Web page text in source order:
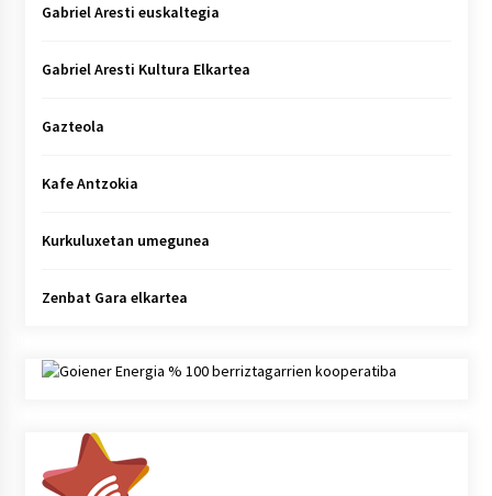
Gabriel Aresti euskaltegia
Gabriel Aresti Kultura Elkartea
Gazteola
Kafe Antzokia
Kurkuluxetan umegunea
Zenbat Gara elkartea